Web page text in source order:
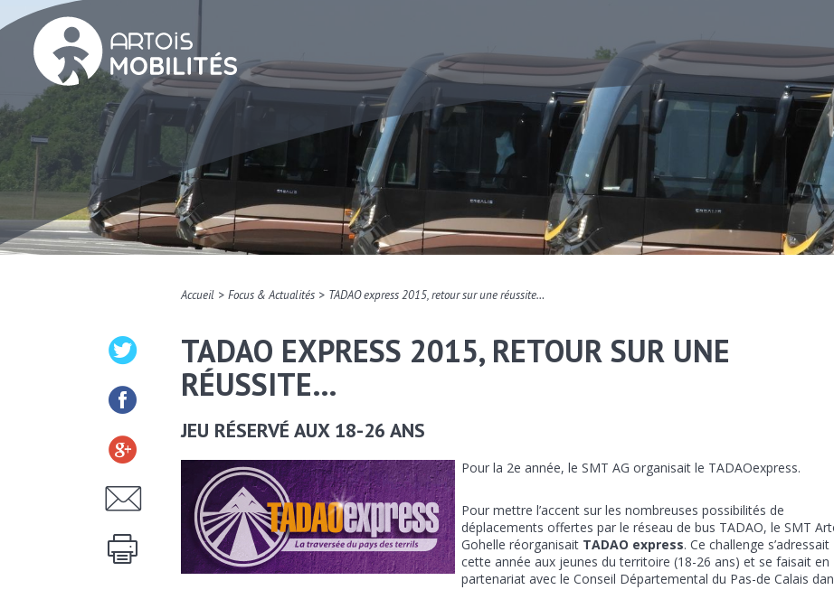
Accueil > Focus & Actualités > TADAO express 2015, retour sur une réussite…
TADAO EXPRESS 2015, RETOUR SUR UNE
RÉUSSITE…
JEU RÉSERVÉ AUX 18-26 ANS
Pour la 2e année, le SMT AG organisait le TADAOexpress.
Pour mettre l’accent sur les nombreuses possibilités de
déplacements offertes par le réseau de bus TADAO, le SMT
Gohelle réorganisait TADAO express. Ce challenge s’adressait
cette année aux jeunes du territoire (18-26 ans) et se faisait en
partenariat avec le Conseil Départemental du Pas-de Calais